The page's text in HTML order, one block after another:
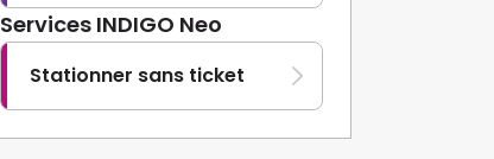
Services INDIGO Neo
Stationner sans ticket